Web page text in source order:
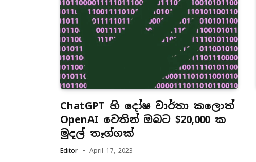
ChatGPT හි දෝෂ වාර්තා කලොත්
OpenAI ‌වෙතින් ඔබට $20,000 ක
මුදල් තෑග්ගක්
Editor April 17, 2023